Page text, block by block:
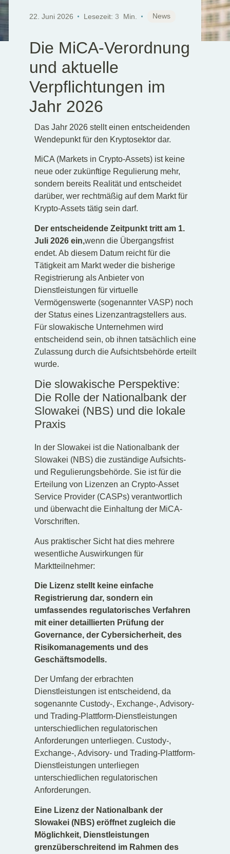
22. Juni 2026 Lesezeit: 3 Min. News
Die MiCA-Verordnung
und aktuelle
Verpflichtungen im
Jahr 2026
Das Jahr 2026 stellt einen entscheidenden
Wendepunkt für den Kryptosektor dar.
MiCA (Markets in Crypto-Assets) ist keine
neue oder zukünftige Regulierung mehr,
sondern bereits Realität und entscheidet
darüber, wer rechtmäßig auf dem Markt für
Krypto-Assets tätig sein darf.
Der entscheidende Zeitpunkt tritt am 1.
Juli 2026 ein,wenn die Übergangsfrist
endet. Ab diesem Datum reicht für die
Tätigkeit am Markt weder die bisherige
Registrierung als Anbieter von
Dienstleistungen für virtuelle
Vermögenswerte (sogenannter VASP) noch
der Status eines Lizenzantragstellers aus.
Für slowakische Unternehmen wird
entscheidend sein, ob ihnen tatsächlich eine
Zulassung durch die Aufsichtsbehörde erteilt
wurde.
Die slowakische Perspektive:
Die Rolle der Nationalbank der
Slowakei (NBS) und die lokale
Praxis
In der Slowakei ist die Nationalbank der
Slowakei (NBS) die zuständige Aufsichts-
und Regulierungsbehörde. Sie ist für die
Erteilung von Lizenzen an Crypto-Asset
Service Provider (CASPs) verantwortlich
und überwacht die Einhaltung der MiCA-
Vorschriften.
Aus praktischer Sicht hat dies mehrere
wesentliche Auswirkungen für
Marktteilnehmer:
Die Lizenz stellt keine einfache
Registrierung dar, sondern ein
umfassendes regulatorisches Verfahren
mit einer detaillierten Prüfung der
Governance, der Cybersicherheit, des
Risikomanagements und des
Geschäftsmodells.
Der Umfang der erbrachten
Dienstleistungen ist entscheidend, da
sogenannte Custody-, Exchange-, Advisory-
und Trading-Plattform-Dienstleistungen
unterschiedlichen regulatorischen
Anforderungen unterliegen. Custody-,
Exchange-, Advisory- und Trading-Plattform-
Dienstleistungen unterliegen
unterschiedlichen regulatorischen
Anforderungen.
Eine Lizenz der Nationalbank der
Slowakei (NBS) eröffnet zugleich die
Möglichkeit, Dienstleistungen
grenzüberschreitend im Rahmen des